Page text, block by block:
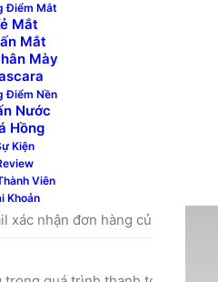
Điểm Mắt
Mắt
Mắt
Mày
Điểm Nền
Nước
Hồng
Kiện
Viên
Khoản
vui lòng nhập Mã đơn
dưới và nhấn nút
được cung cấp cho bạn
email xác nhận mà bạn